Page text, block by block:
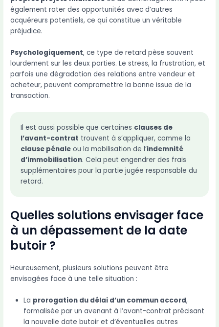
également rater des opportunités avec d’autres
acquéreurs potentiels, ce qui constitue un véritable
préjudice.
Psychologiquement, ce type de retard pèse souvent
lourdement sur les deux parties. Le stress, la frustration, et
parfois une dégradation des relations entre vendeur et
acheteur, peuvent compromettre la bonne issue de la
transaction.
Il est aussi possible que certaines clauses de
l’avant-contrat trouvent à s’appliquer, comme la
clause pénaleou la mobilisation de l’indemnité
d’immobilisation. Cela peut engendrer des frais
supplémentaires pour la partie jugée responsable du
retard.
Quelles solutions envisager face
à un dépassement de la date
butoir ?
Heureusement, plusieurs solutions peuvent être
envisagées face à une telle situation :
La prorogation du délai d’un commun accord,
formalisée par un avenant à l’avant-contrat précisant
la nouvelle date butoir et d’éventuelles autres